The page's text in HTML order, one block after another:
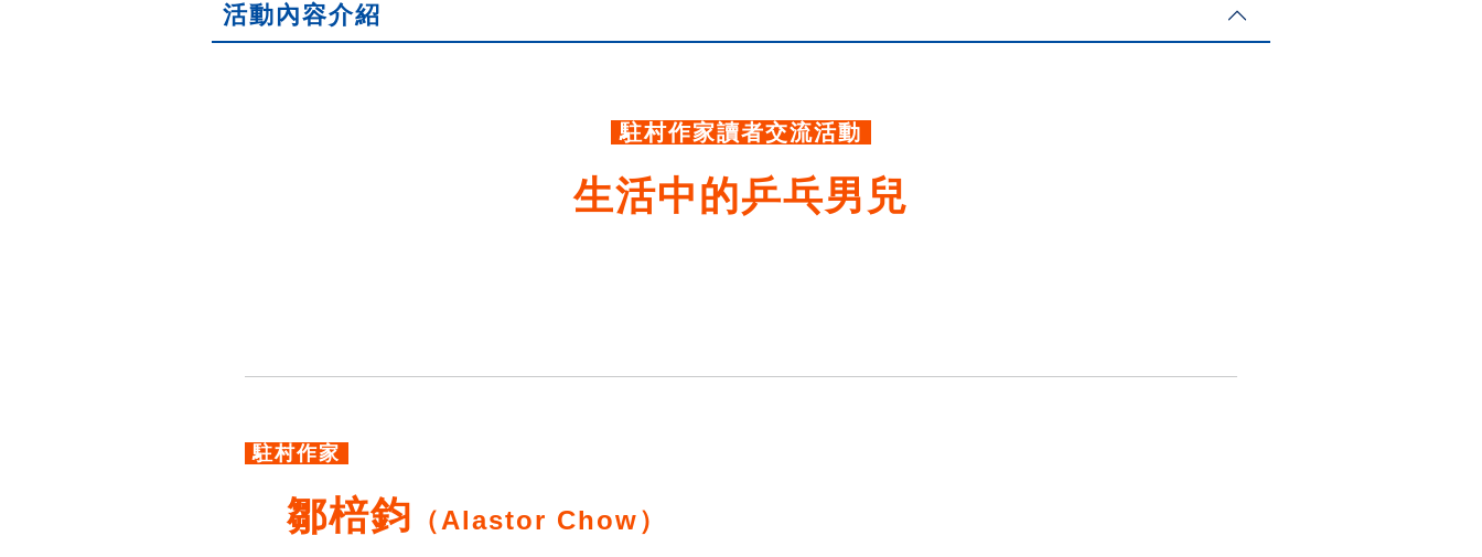
活動內容介紹
駐村作家讀者交流活動
生活中的乒乓男兒
駐村作家
鄒棓鈞 （Alastor Chow）